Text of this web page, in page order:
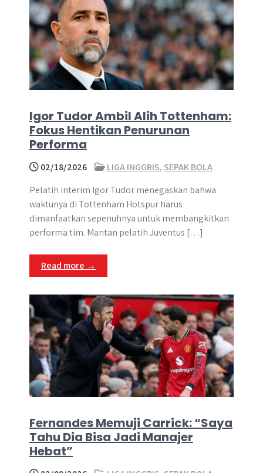
Igor Tudor Ambil Alih Tottenham:
Fokus Hentikan Penurunan
Performa
02/18/2026 LIGA INGGRIS, SEPAK BOLA
Pelatih interim Igor Tudor menegaskan bahwa
waktunya di Tottenham Hotspur harus
dimanfaatkan sepenuhnya untuk membangkitkan
performa tim. Mantan pelatih Juventus […]
Read more →
Fernandes Memuji Carrick: “Saya
Tahu Dia Bisa Jadi Manajer
Hebat”